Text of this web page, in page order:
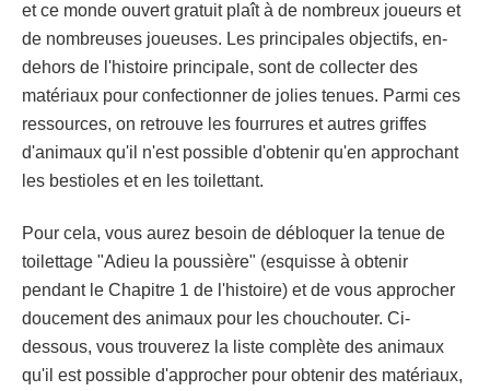
et ce monde ouvert gratuit plaît à de nombreux joueurs et
de nombreuses joueuses. Les principales objectifs, en-
dehors de l'histoire principale, sont de collecter des
matériaux pour confectionner de jolies tenues. Parmi ces
ressources, on retrouve les fourrures et autres griffes
d'animaux qu'il n'est possible d'obtenir qu'en approchant
les bestioles et en les toilettant.
Pour cela, vous aurez besoin de débloquer la tenue de
toilettage "Adieu la poussière" (esquisse à obtenir
pendant le Chapitre 1 de l'histoire) et de vous approcher
doucement des animaux pour les chouchouter. Ci-
dessous, vous trouverez la liste complète des animaux
qu'il est possible d'approcher pour obtenir des matériaux,